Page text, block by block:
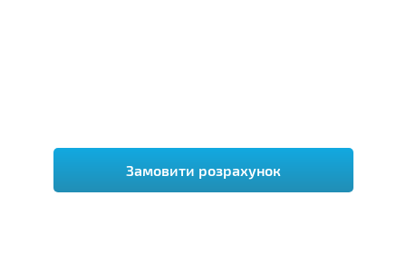
Замовити розрахунок